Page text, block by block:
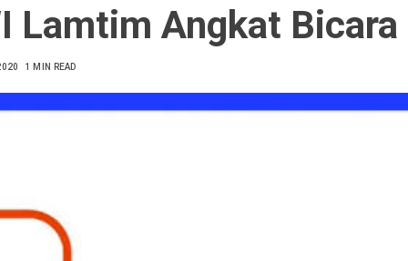
Lamtim Angkat Bicara
1 MIN READ